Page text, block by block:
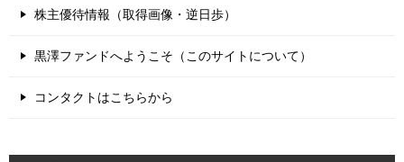
株主優待情報（取得画像・逆日歩）
黒澤ファンドへようこそ（このサイトについて）
コンタクトはこちらから